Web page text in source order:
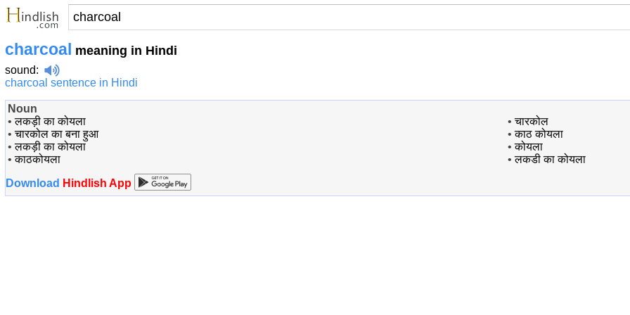
charcoal meaning in Hindi
sound:
charcoal sentence in Hindi
Noun
•लकड़ी का कोयला
•चारकोल का बना हुआ
•लकड़ी का कोयला
•काठकोयला
•चारकोल
•काठ कोयला
•कोयला
•लकडी का कोयला
Download Hindlish App